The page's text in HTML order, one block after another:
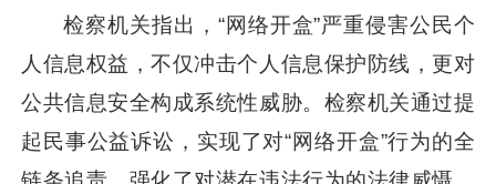
检察机关指出，“网络开盒”严重侵害公民个
人信息权益，不仅冲击个人信息保护防线，更对
公共信息安全构成系统性威胁。检察机关通过提
起民事公益诉讼，实现了对“网络开盒”行为的全